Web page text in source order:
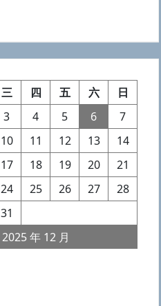
2025 年 12 月
三 四 五 六
日
3 4 5 6
7
10 11 12 13
14
17 18 19 20
21
24 25 26 27
28
31